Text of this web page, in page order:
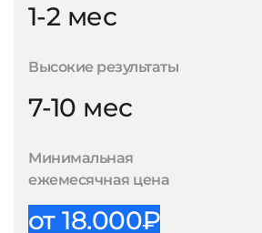
1-2 мес
Высокие результаты
7-10 мес
Минимальная
ежемесячная цена
от 18.000₽